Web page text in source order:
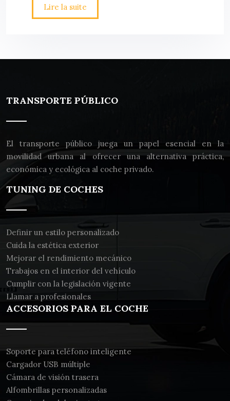
Lire la suite
TRANSPORTE PÚBLICO
El transporte público juega un papel esencial en la
movilidad urbana al ofrecer una alternativa práctica,
económica y ecológica al coche privado.
TUNING DE COCHES
Definir un estilo personalizado
Cuida la estética exterior
Mejorar el rendimiento mecánico
Trabajos en el interior del vehículo
Cumplir con la legislación vigente
Llamar a profesionales
ACCESORIOS PARA EL COCHE
Soporte para teléfono inteligente
Cargador USB múltiple
Cámara de visión trasera
Alfombrillas personalizadas